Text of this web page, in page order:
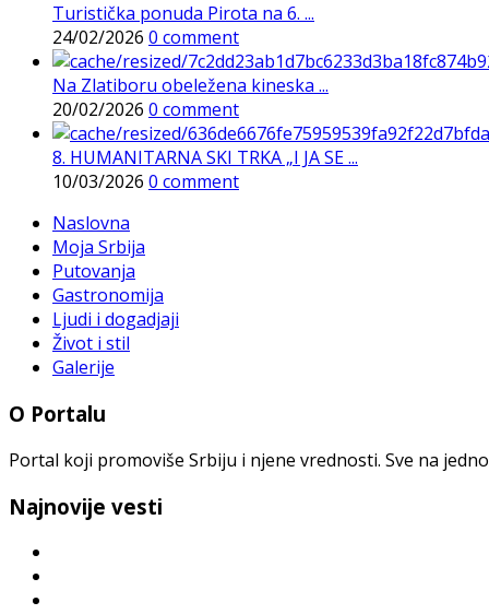
Turistička ponuda Pirota na 6. ...
24/02/2026 0 comment
Na Zlatiboru obeležena kineska ...
20/02/2026 0 comment
8. HUMANITARNA SKI TRKA „I JA SE ...
10/03/2026 0 comment
Naslovna
Moja Srbija
Putovanja
Gastronomija
Ljudi i dogadjaji
Život i stil
Galerije
O Portalu
Portal koji promoviše Srbiju i njene vrednosti. Sve na
Najnovije vesti